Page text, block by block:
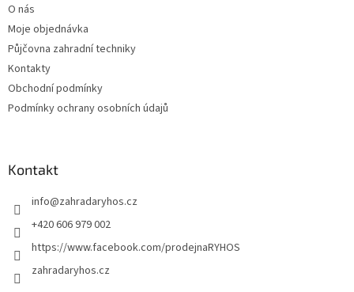
O nás
Moje objednávka
Půjčovna zahradní techniky
Kontakty
Obchodní podmínky
Podmínky ochrany osobních údajů
Kontakt
info@zahradaryhos.cz
+420 606 979 002
https://www.facebook.com/prodejnaRYHOS
zahradaryhos.cz